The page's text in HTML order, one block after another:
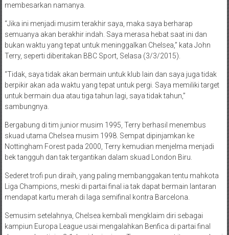
membesarkan namanya.
“Jika ini menjadi musim terakhir saya, maka saya berharap
semuanya akan berakhir indah. Saya merasa hebat saat ini dan
bukan waktu yang tepat untuk meninggalkan Chelsea,” kata John
Terry, seperti diberitakan BBC Sport, Selasa (3/3/2015).
“Tidak, saya tidak akan bermain untuk klub lain dan saya juga tidak
berpikir akan ada waktu yang tepat untuk pergi. Saya memiliki target
untuk bermain dua atau tiga tahun lagi, saya tidak tahun,”
sambungnya.
Bergabung di tim junior musim 1995, Terry berhasil menembus
skuad utama Chelsea musim 1998. Sempat dipinjamkan ke
Nottingham Forest pada 2000, Terry kemudian menjelma menjadi
bek tangguh dan tak tergantikan dalam skuad London Biru.
Sederet trofi pun diraih, yang paling membanggakan tentu mahkota
Liga Champions, meski di partai final ia tak dapat bermain lantaran
mendapat kartu merah di laga semifinal kontra Barcelona.
Semusim setelahnya, Chelsea kembali mengklaim diri sebagai
kampiun Europa League usai mengalahkan Benfica di partai final